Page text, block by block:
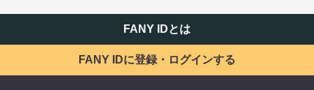
FANY IDとは
FANY IDに登録・ログインする